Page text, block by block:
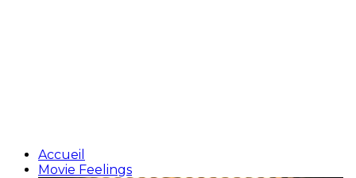
Accueil
Movie Feelings